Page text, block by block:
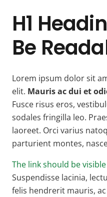
H1
Be
Lorem ipsum dolor sit
elit. Mauris ac dui et
Fusce risus eros,
sodales fringilla leo.
laoreet. Orci varius
parturient montes,
The link should be
Suspendisse lacinia,
felis hendrerit mauris,